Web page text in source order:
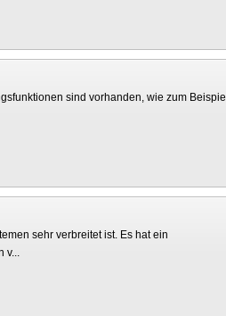
sind vorhanden, wie zum Beispiel
sehr verbreitet ist. Es hat ein
v...